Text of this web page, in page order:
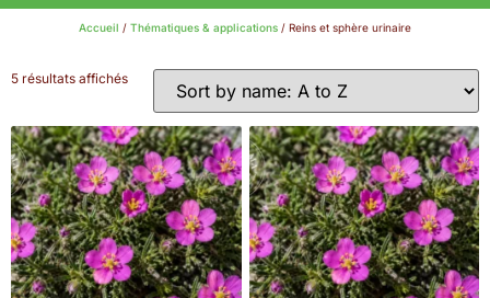
Accueil / Thématiques & applications / Reins et sphère urinaire
5 résultats affichés